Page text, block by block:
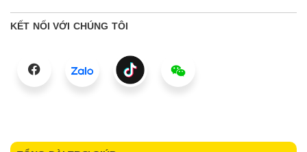
KẾT NỐI VỚI CHÚNG TÔI